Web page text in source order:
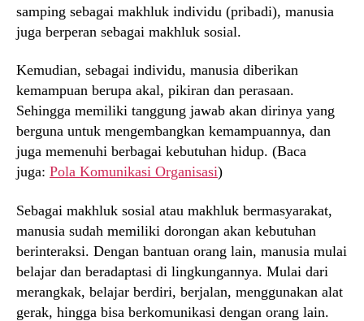
samping sebagai makhluk individu (pribadi), manusia
juga berperan sebagai makhluk sosial.
Kemudian, sebagai individu, manusia diberikan
kemampuan berupa akal, pikiran dan perasaan.
Sehingga memiliki tanggung jawab akan dirinya yang
berguna untuk mengembangkan kemampuannya, dan
juga memenuhi berbagai kebutuhan hidup. (Baca
juga: Pola Komunikasi Organisasi)
Sebagai makhluk sosial atau makhluk bermasyarakat,
manusia sudah memiliki dorongan akan kebutuhan
berinteraksi. Dengan bantuan orang lain, manusia mulai
belajar dan beradaptasi di lingkungannya. Mulai dari
merangkak, belajar berdiri, berjalan, menggunakan alat
gerak, hingga bisa berkomunikasi dengan orang lain.